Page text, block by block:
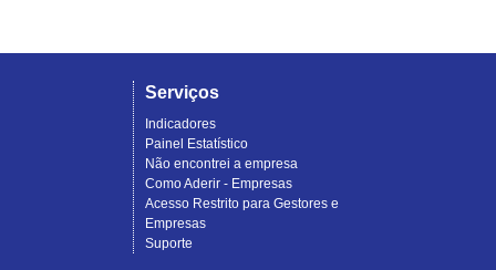
Serviços
Indicadores
Painel Estatístico
Não encontrei a empresa
Como Aderir - Empresas
Acesso Restrito para Gestores e
Empresas
Suporte